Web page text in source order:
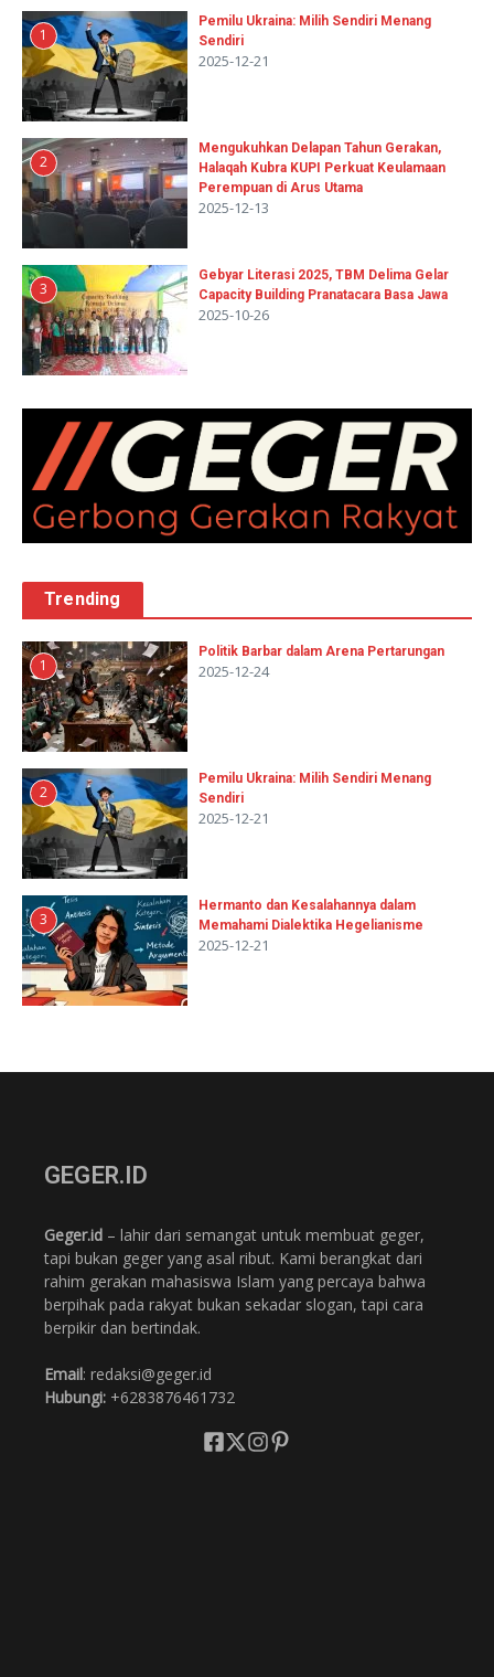
1
Pemilu Ukraina: Milih Sendiri Menang
Sendiri
2025-12-21
2
Mengukuhkan Delapan Tahun Gerakan,
Halaqah Kubra KUPI Perkuat Keulamaan
Perempuan di Arus Utama
2025-12-13
3
Gebyar Literasi 2025, TBM Delima Gelar
Capacity Building Pranatacara Basa Jawa
2025-10-26
Trending
1
Politik Barbar dalam Arena Pertarungan
2025-12-24
2
Pemilu Ukraina: Milih Sendiri Menang
Sendiri
2025-12-21
3
Hermanto dan Kesalahannya dalam
Memahami Dialektika Hegelianisme
2025-12-21
GEGER.ID
Geger.id – lahir dari semangat untuk membuat geger,
tapi bukan geger yang asal ribut. Kami berangkat dari
rahim gerakan mahasiswa Islam yang percaya bahwa
berpihak pada rakyat bukan sekadar slogan, tapi cara
berpikir dan bertindak.
Email: redaksi@geger.id
Hubungi: +6283876461732